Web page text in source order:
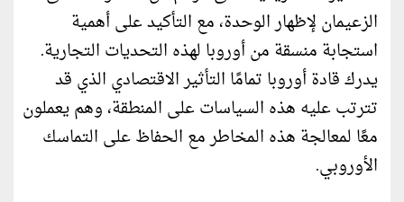
الزعيمان لإظهار الوحدة، مع التأكيد على أهمية
استجابة منسقة من أوروبا لهذه التحديات التجارية.
يدرك قادة أوروبا تمامًا التأثير الاقتصادي الذي قد
تترتب عليه هذه السياسات على المنطقة، وهم يعملون
معًا لمعالجة هذه المخاطر مع الحفاظ على التماسك
الأوروبي.